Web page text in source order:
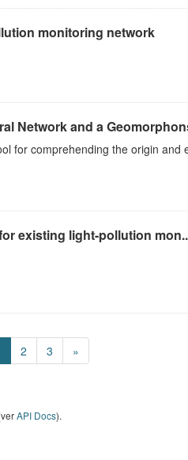
monitoring network
Network and a
for comprehending the origin and
existing light-pollution
2 3 »
API Docs).